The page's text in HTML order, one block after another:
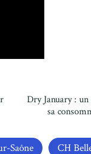
Dry January :
sa
Saône CH